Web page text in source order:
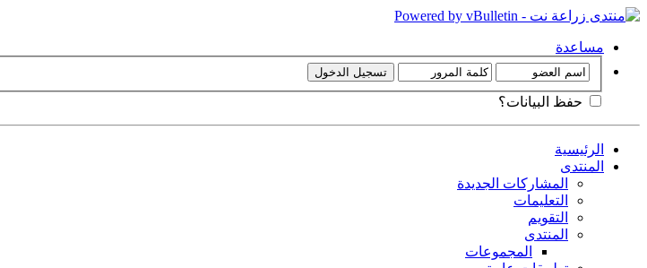
مساعدة
حفظ البيانات؟
الرئيسية
المنتدى
المشاركات الجديدة
التعليمات
التقويم
المنتدى
المجموعات